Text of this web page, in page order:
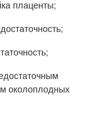
плаценты;
околоплодных